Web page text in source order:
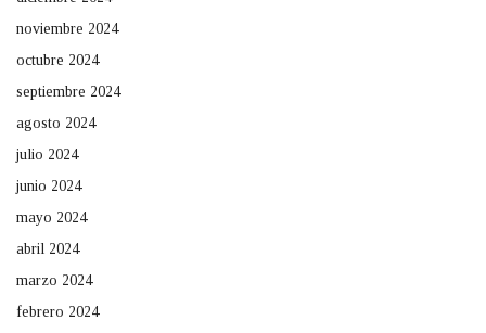
noviembre 2024
octubre 2024
septiembre 2024
agosto 2024
julio 2024
junio 2024
mayo 2024
abril 2024
marzo 2024
febrero 2024